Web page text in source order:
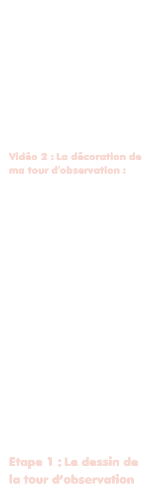
Vidéo 2 : La décoration de
ma tour d'observation :
Etape 1 : Le dessin de
la tour d’observation